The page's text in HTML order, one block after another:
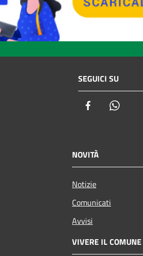
SEGUICI SU
Facebook
NOVITÀ
Notizie
Comunicati
Avvisi
VIVERE IL COMUNE